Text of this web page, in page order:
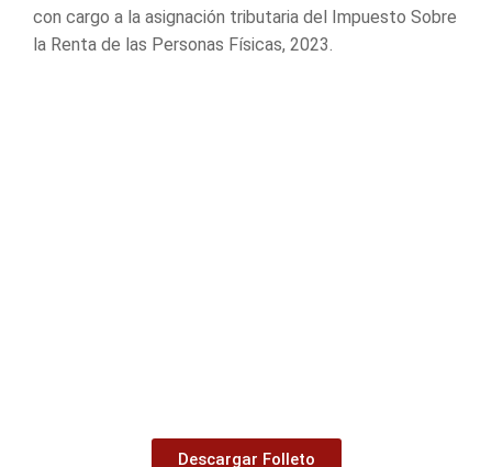
con cargo a la asignación tributaria del Impuesto Sobre
la Renta de las Personas Físicas, 2023.
Descargar Folleto